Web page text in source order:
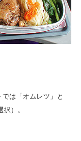
は「オムレツ」と
）。